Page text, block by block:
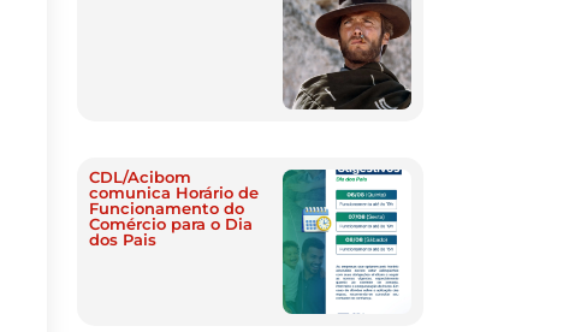
CDL/Acibom
comunica Horário de
Funcionamento do
Comércio para o Dia
dos Pais